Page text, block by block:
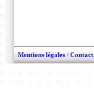
Mentions légales / Contact